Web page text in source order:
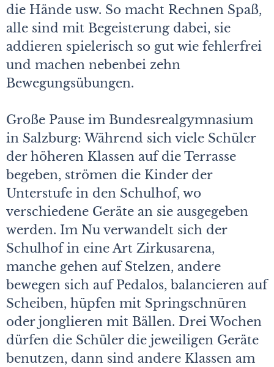
die Hände usw. So macht Rechnen Spaß,
alle sind mit Begeisterung dabei, sie
addieren spielerisch so gut wie fehlerfrei
und machen nebenbei zehn
Bewegungsübungen.
Große Pause im Bundesrealgymnasium
in Salzburg: Während sich viele Schüler
der höheren Klassen auf die Terrasse
begeben, strömen die Kinder der
Unterstufe in den Schulhof, wo
verschiedene Geräte an sie ausgegeben
werden. Im Nu verwandelt sich der
Schulhof in eine Art Zirkusarena,
manche gehen auf Stelzen, andere
bewegen sich auf Pedalos, balancieren auf
Scheiben, hüpfen mit Springschnüren
oder jonglieren mit Bällen. Drei Wochen
dürfen die Schüler die jeweiligen Geräte
benutzen, dann sind andere Klassen am